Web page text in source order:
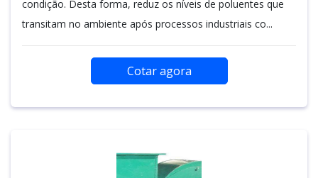
condição. Desta forma, reduz os níveis de poluentes que
transitam no ambiente após processos industriais co...
Cotar agora